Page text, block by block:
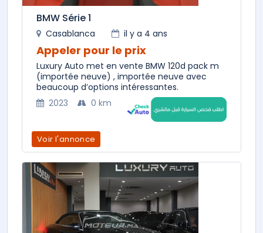
BMW Série 1
Casablanca il y a 4 ans
Appeler pour le prix
Luxury Auto met en vente BMW 120d pack m
(importée neuve) , importée neuve avec
beaucoup d’options intéressantes.
2023
0 km
Voir l'annonce